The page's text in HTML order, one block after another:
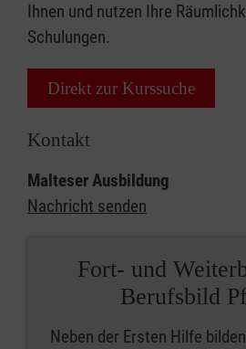
Ihnen und nutzen Ihre
Schulungen.
Direkt zur Kurssuche
Kontakt
Malteser Ausbildung
Nachricht senden
Fort- und
Berufsbild
Neben der Ersten Hilfe